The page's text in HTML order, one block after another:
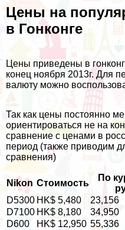
Цены на
в Гонконге
Цены приведены в
конец ноября 2013г. Для
валюту можно
Так как цены постоянно
ориентироваться не на
сравнение с ценами в
период (также приводим
сравнения)
Nikon Стоимость
По
D5300 HK$ 5,480 23,156
D7100 HK$ 8,180 34,950
D600
HK$ 12,950 55,336